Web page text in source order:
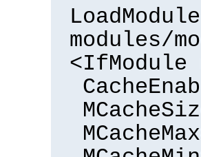
modules/
<IfModule